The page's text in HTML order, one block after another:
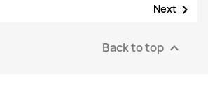
Next 
Back to top 